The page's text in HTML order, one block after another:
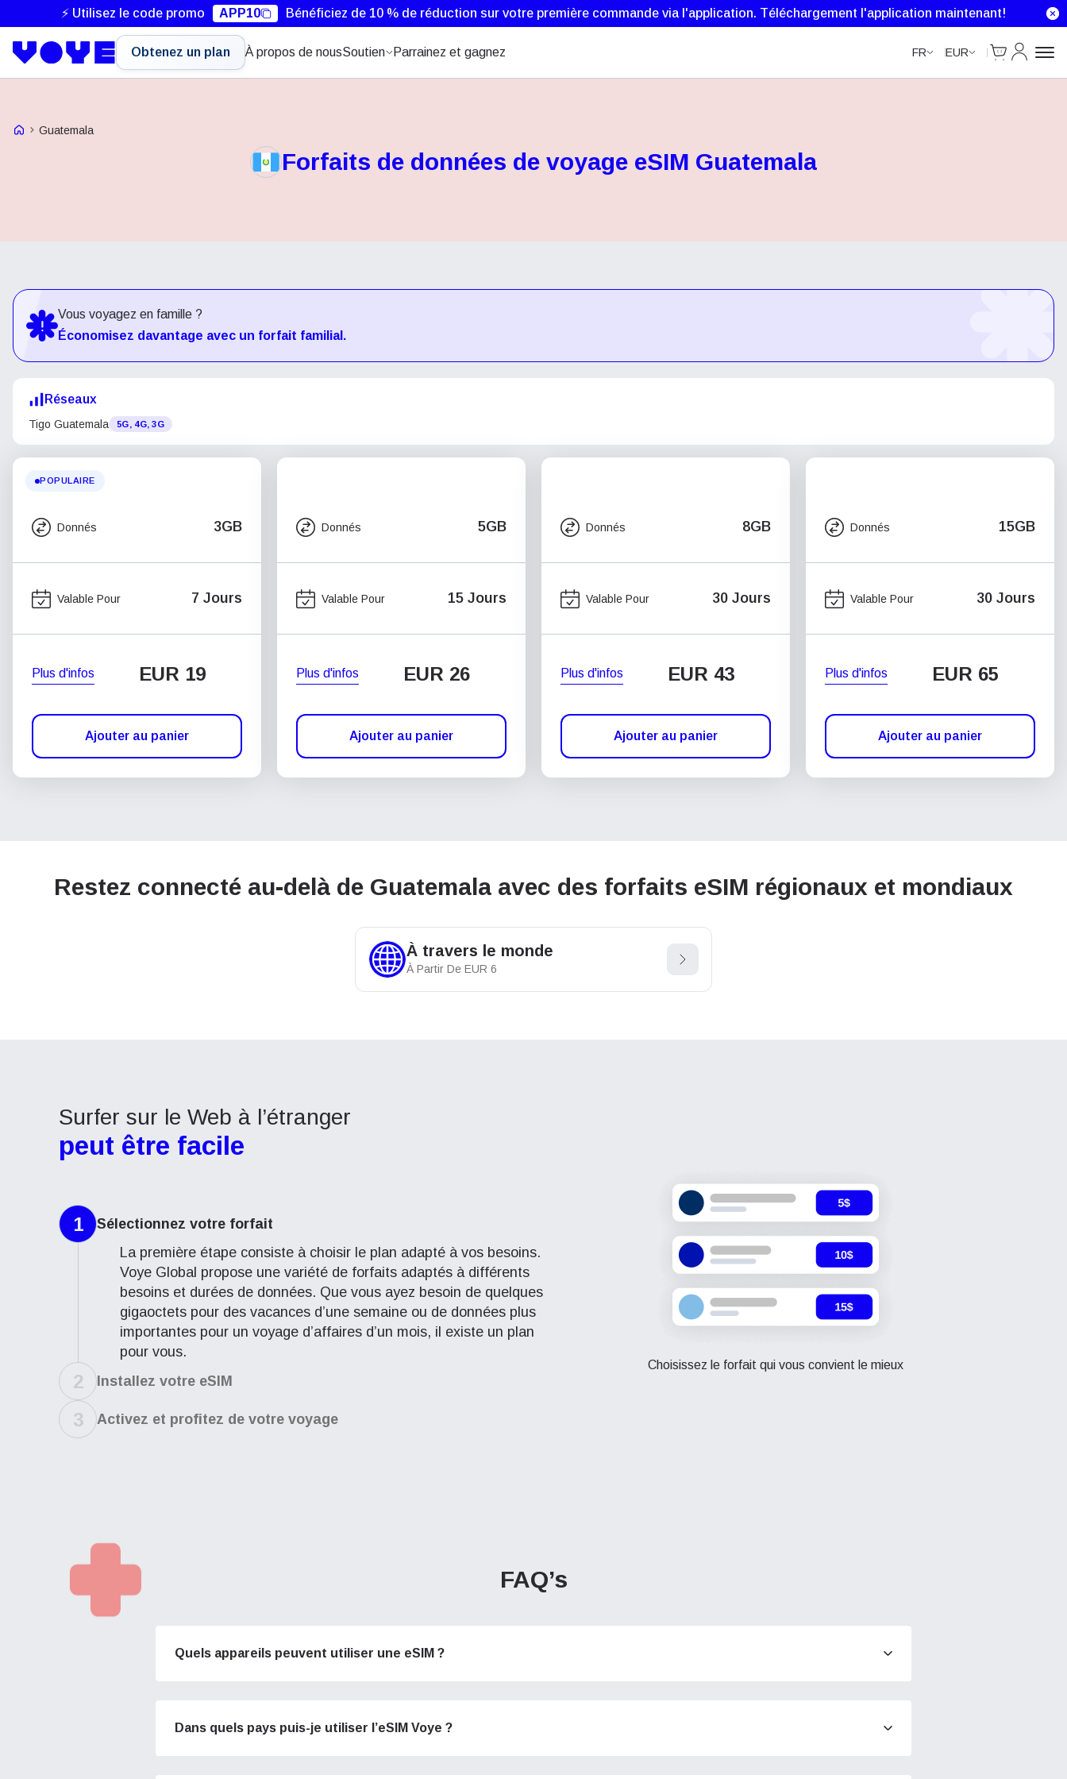
⚡ Utilisez le code promo APP10 Bénéficiez de 10 % de réduction sur votre première commande via l'application. Téléchargement l'application maintenant!
Obtenez un plan À propos de nousSoutien Parrainez et gagnez FR EUR
Cart
Mon
Voye Homepage
Guatemala
Forfaits de données de voyage eSIM Guatemala
Vous voyagez en famille ?
Économisez davantage avec un forfait familial.
Réseaux
Tigo Guatemala 5G, 4G, 3G
POPULAIRE
Donnés 3GB
Valable Pour 7 Jours
Plus d'infos EUR 19
Ajouter au panier
Donnés 5GB
Valable Pour 15 Jours
Plus d'infos EUR 26
Ajouter au panier
Donnés 8GB
Valable Pour 30 Jours
Plus d'infos EUR 43
Ajouter au panier
Donnés 15GB
Valable Pour 30 Jours
Plus d'infos EUR 65
Ajouter au panier
Restez connecté au-delà de Guatemala avec des forfaits eSIM régionaux et mondiaux
À travers le monde
À Partir De EUR 6
Surfer sur le Web à l’étranger
peut être facile
1
Sélectionnez votre forfait
La première étape consiste à choisir le plan adapté à vos besoins.
Voye Global propose une variété de forfaits adaptés à différents
besoins et durées de données. Que vous ayez besoin de quelques
gigaoctets pour des vacances d’une semaine ou de données plus
importantes pour un voyage d’affaires d’un mois, il existe un plan
pour vous.
2 Installez votre eSIM
3 Activez et profitez de votre voyage
Choisissez le forfait qui vous convient le mieux
FAQ’s
Quels appareils peuvent utiliser une eSIM ?
Dans quels pays puis-je utiliser l’eSIM Voye ?